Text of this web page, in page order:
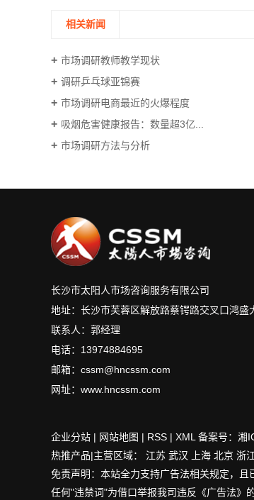
相关新闻
​市场调研教师教学现状
调研乒乓球亚锦赛
市场调研电商最近的火爆程度
吸烟危害健康报告：数量超3亿...
市场调研方法与分析
长沙市太阳人市场咨询服务有限公司
地址：长沙市芙蓉区解放路蔡锷路交叉口鸿盛
联系人：郭经理
电话：13974884695
邮箱：cssm@hncssm.com
网址：www.hncssm.com
企业分站 | 网站地图 | RSS | XML 备案号： 湘
热推产品|主营区域： 江苏 武汉 上海 北京 浙
免责声明：本站全力支持广告法相关规定，
任何"违禁词"为借口举报我司违反《广告法》